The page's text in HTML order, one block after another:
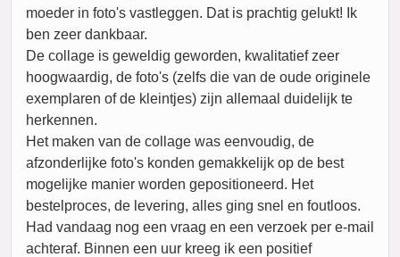
moeder in foto's vastleggen. Dat is prachtig gelukt! Ik
ben zeer dankbaar.
De collage is geweldig geworden, kwalitatief zeer
hoogwaardig, de foto's (zelfs die van de oude originele
exemplaren of de kleintjes) zijn allemaal duidelijk te
herkennen.
Het maken van de collage was eenvoudig, de
afzonderlijke foto's konden gemakkelijk op de best
mogelijke manier worden gepositioneerd. Het
bestelproces, de levering, alles ging snel en foutloos.
Had vandaag nog een vraag en een verzoek per e-mail
achteraf. Binnen een uur kreeg ik een positief